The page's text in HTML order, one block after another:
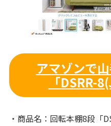
アマゾンで
「DSRR-
・商品名：回転本棚8段「